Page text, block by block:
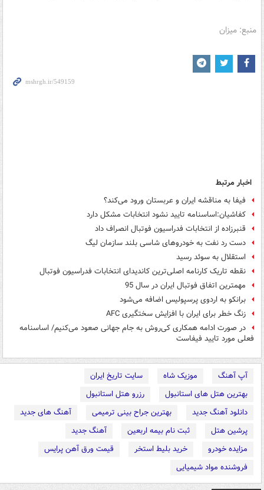
منبع: میزان
اخبار مرتبط
فیفا به مناقشه ایران و عربستان ورود می‌کند؟
کفاشیان:اساسنامه تایید نشود انتخابات مشکل دارد
قنبرزاده از انتخابات فدراسیون فوتبال انصراف داد
دست رد نفت به خودروهای شاسی بلند سازمان لیگ
استقلال به سوئد رسید
نقطه تاریک کارنامه اصلی‌ترین کاندیدای انتخابات‌ فدراسیون فوتبال
مهمترین اتفاق فوتبال ایران در سال 95
برانکو به اردوی پرسپولیس اضافه می‌شود
زنگ خطر برای ایران با افزایش سختگیری AFC
در صورت ادامه همکاری کی‌روش به جام جهانی صعود می‌کنیم/ اساسنامه
فعلی مورد تایید فیفاست
آپ آهنگ موزیک شاه
سایت تاریخ ایران
بهترین هتل های استانبول
رزرو هتل استانبول
دانلود آهنگ جدید
بهترین جراح بینی ترمیمی
آهنگ های جدید
پرشین هتل
ثبت نام بیمه اربعین
آهنگ جدید
مزایده خودرو
خرید بلیط استخر
قیمت ورق آهن پرایس
فروشنده مواد شیمیایی